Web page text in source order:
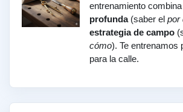
entrenamiento
profunda(saber el por
estrategia de campo
cómo). Te entrenamos
para la calle.